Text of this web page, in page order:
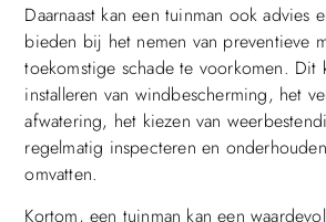
Daarnaast kan een tuinman ook advies
bieden bij het nemen van preventieve
toekomstige schade te voorkomen. Dit
installeren van windbescherming, het
afwatering, het kiezen van
regelmatig inspecteren en
omvatten.
Kortom, een tuinman kan een